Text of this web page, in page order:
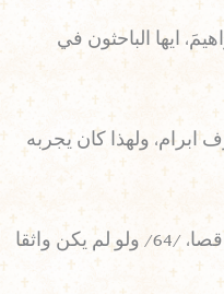
ايها الباحثون في
ابرام، ولهذا كان يجربه
جرب ثم عرف لكان ناقصا، /64/ ولو لم يكن واثقا